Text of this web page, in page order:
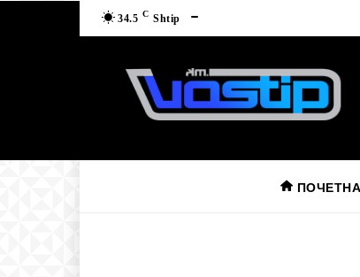
34.5 C Shtip
ПОЧЕТНА